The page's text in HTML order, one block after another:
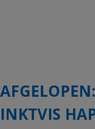
INKTVIS